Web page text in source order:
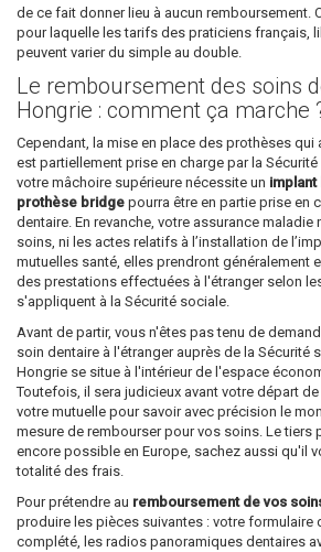
de ce fait donner lieu à aucun remboursement.
pour laquelle les tarifs des praticiens français,
peuvent varier du simple au double.
Le remboursement des soins
Hongrie : comment ça marche
Cependant, la mise en place des prothèses qui
est partiellement prise en charge par la
votre mâchoire supérieure nécessite un
prothèse bridge pourra être en partie prise en
dentaire. En revanche, votre assurance maladie
soins, ni les actes relatifs à l’installation de
mutuelles santé, elles prendront généralement
des prestations effectuées à l'étranger selon
s'appliquent à la Sécurité sociale.
Avant de partir, vous n'êtes pas tenu de
soin dentaire à l'étranger auprès de la Sécurité
Hongrie se situe à l'intérieur de l'espace
Toutefois, il sera judicieux avant votre départ
votre mutuelle pour savoir avec précision le
mesure de rembourser pour vos soins. Le tiers
encore possible en Europe, sachez aussi qu'il
totalité des frais.
Pour prétendre au remboursement de vos
produire les pièces suivantes : votre formulaire
complété, les radios panoramiques dentaires